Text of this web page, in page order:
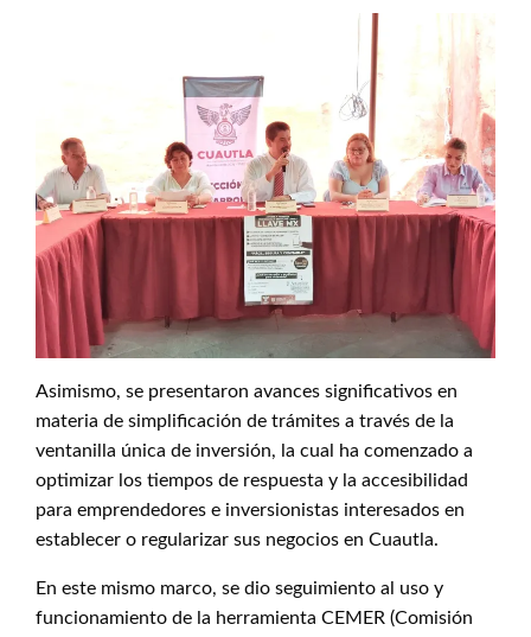
Asimismo, se presentaron avances significativos en
materia de simplificación de trámites a través de la
ventanilla única de inversión, la cual ha comenzado a
optimizar los tiempos de respuesta y la accesibilidad
para emprendedores e inversionistas interesados en
establecer o regularizar sus negocios en Cuautla.
En este mismo marco, se dio seguimiento al uso y
funcionamiento de la herramienta CEMER (Comisión